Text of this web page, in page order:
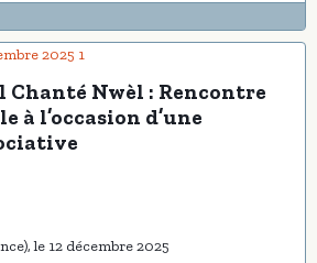
Nwèl : Rencontre
l’occasion d’une
le 12 décembre 2025